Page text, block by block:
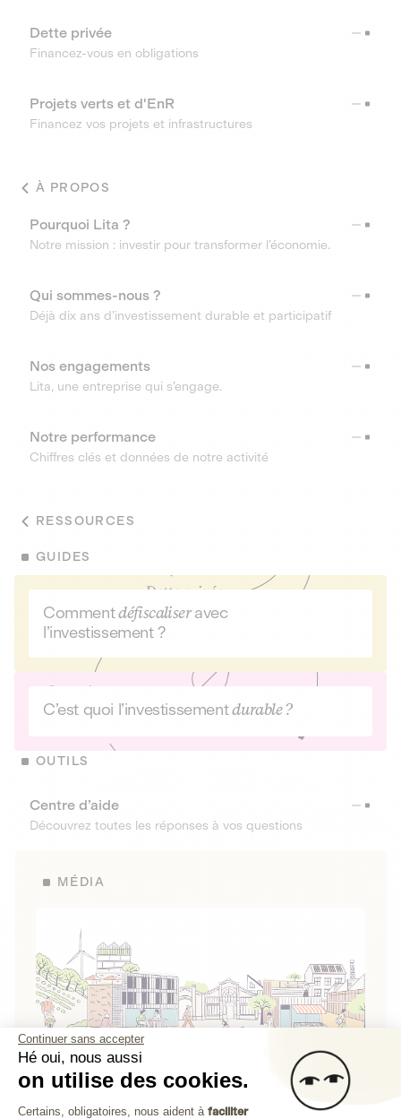
Dette privée
Financez-vous en obligations
Projets verts et d'EnR
Financez vos projets et infrastructures
À PROPOS
Pourquoi Lita ?
Notre mission : investir pour transformer l’économie.
Qui sommes-nous ?
Déjà dix ans d’investissement durable et participatif
Nos engagements
Lita, une entreprise qui s’engage.
Notre performance
Chiffres clés et données de notre activité
RESSOURCES
GUIDES
Commentdéfiscaliser avec
l’investissement ?
C’est quoi l’investissementdurable ?
OUTILS
Centre d’aide
Découvrez toutes les réponses à vos questions
MÉDIA
Continuer sans accepter
Hé oui, nous aussi
on utilise des cookies.
Plateforme de Gestion du
Certains, obligatoires, nous aident à faciliter